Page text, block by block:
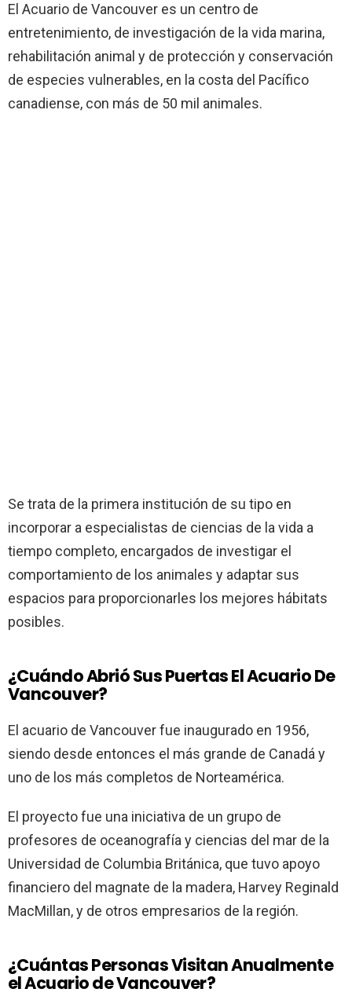
El Acuario de Vancouver es un centro de
entretenimiento, de investigación de la vida marina,
rehabilitación animal y de protección y conservación
de especies vulnerables, en la costa del Pacífico
canadiense, con más de 50 mil animales.
Se trata de la primera institución de su tipo en
incorporar a especialistas de ciencias de la vida a
tiempo completo, encargados de investigar el
comportamiento de los animales y adaptar sus
espacios para proporcionarles los mejores hábitats
posibles.
¿Cuándo Abrió Sus Puertas El Acuario De
Vancouver?
El acuario de Vancouver fue inaugurado en 1956,
siendo desde entonces el más grande de Canadá y
uno de los más completos de Norteamérica.
El proyecto fue una iniciativa de un grupo de
profesores de oceanografía y ciencias del mar de la
Universidad de Columbia Británica, que tuvo apoyo
financiero del magnate de la madera, Harvey Reginald
MacMillan, y de otros empresarios de la región.
¿Cuántas Personas Visitan Anualmente
el Acuario de Vancouver?